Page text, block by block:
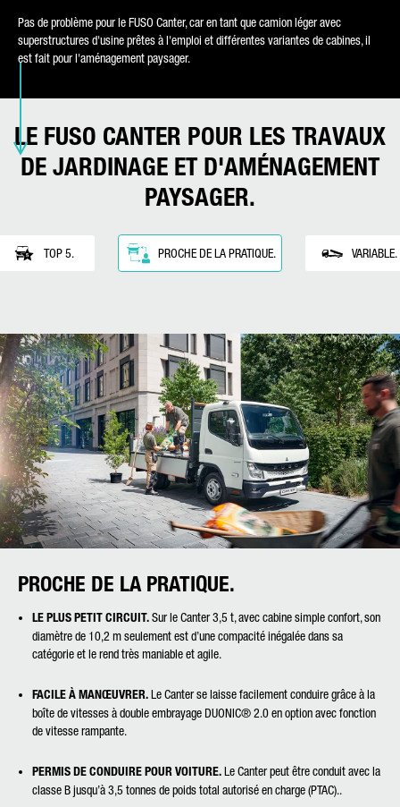
Pas de problème pour le FUSO Canter, car en tant que camion léger avec
superstructures d'usine prêtes à l'emploi et différentes variantes de cabines, il
est fait pour l'aménagement paysager.
dans le but de traiter votre demande. Vous trouverez plus de
détails sur le traitement de vos données personnelles par
Daimler Truck AG ainsi que des informations détaillées sur vos
droits en ligne dans les informations sur laprotection des
LE FUSO CANTER POUR LES TRAVAUX
DE JARDINAGE ET D'AMÉNAGEMENT
PAYSAGER.
TOP 5. PROCHE DE LA PRATIQUE. VARIABLE.
PROCHE DE LA PRATIQUE.
LE PLUS PETIT CIRCUIT.Sur le Canter 3,5 t, avec cabine simple confort, son
diamètre de 10,2 m seulement est d’une compacité inégalée dans sa
catégorie et le rend très maniable et agile.
FACILE À MANŒUVRER.Le Canter se laisse facilement conduire grâce à la
boîte de vitesses à double embrayage DUONIC® 2.0 en option avec fonction
de vitesse rampante.
PERMIS DE CONDUIRE POUR VOITURE.Le Canter peut être conduit avec la
classe B jusqu’à 3,5 tonnes de poids total autorisé en charge (PTAC)..